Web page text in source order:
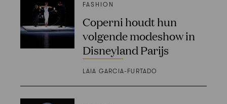
FASHION
Coperni houdt hun
volgende modeshow in
Disneyland Parijs
LAIA GARCIA-FURTADO